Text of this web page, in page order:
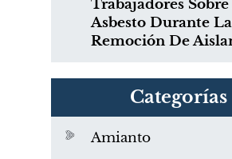
Trabajadores
Asbesto Durante La
Remoción De
Categorías
Amianto